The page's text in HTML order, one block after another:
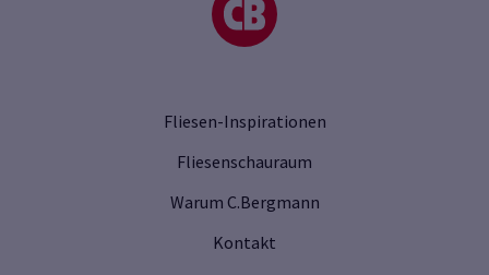
Fliesen-Inspirationen
Fliesenschauraum
Warum C.Bergmann
Kontakt